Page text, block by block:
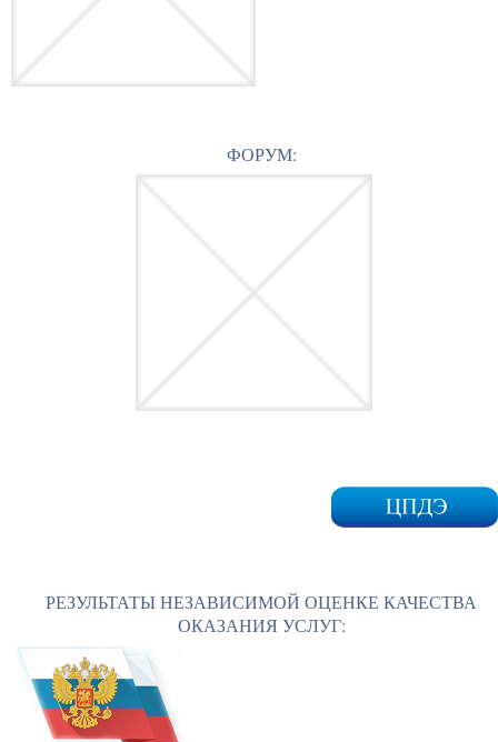
ФОРУМ:
РЕЗУЛЬТАТЫ НЕЗАВИСИМОЙ ОЦЕНКЕ КАЧЕСТВА
ОКАЗАНИЯ УСЛУГ: